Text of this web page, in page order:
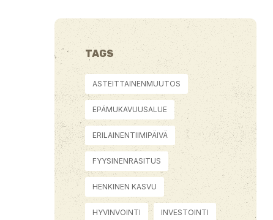
TAGS
ASTEITTAINENMUUTOS
EPÄMUKAVUUSALUE
ERILAINENTIIMIPÄIVÄ
FYYSINENRASITUS
HENKINEN KASVU
HYVINVOINTI INVESTOINTI